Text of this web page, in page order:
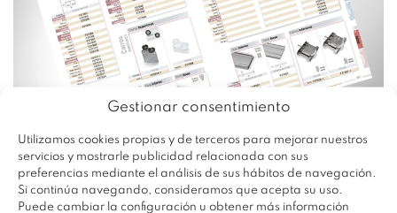
Gestionar consentimiento
Utilizamos cookies propias y de terceros para mejorar nuestros
servicios y mostrarle publicidad relacionada con sus
preferencias mediante el análisis de sus hábitos de navegación.
Si continúa navegando, consideramos que acepta su uso.
Puede cambiar la configuración u obtener más información
Carros y Guías
Frenos y Kits